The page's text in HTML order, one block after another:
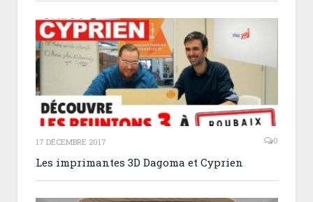
17 DÉCEMBRE 2017 0
Les imprimantes 3D Dagoma et Cyprien